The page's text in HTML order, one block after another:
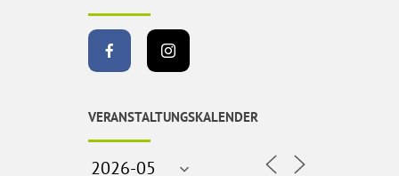
VERANSTALTUNGSKALENDER